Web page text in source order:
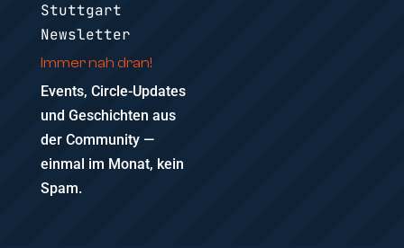
Stuttgart
Newsletter
Immer nah dran!
Events, Circle-Updates
und Geschichten aus
der Community —
einmal im Monat, kein
Spam.